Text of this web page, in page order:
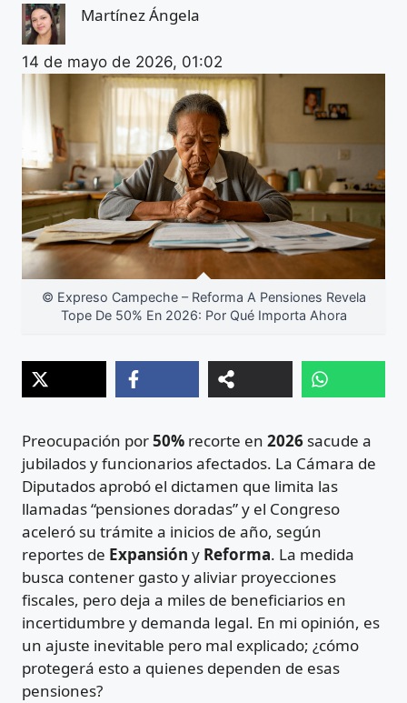
Martínez Ángela
14 de mayo de 2026, 01:02
© Expreso Campeche – Reforma A Pensiones Revela
Tope De 50% En 2026: Por Qué Importa Ahora
Preocupación por50% recorte en 2026 sacude a
jubilados y funcionarios afectados. La Cámara de
Diputados aprobó el dictamen que limita las
llamadas “pensiones doradas” y el Congreso
aceleró su trámite a inicios de año, según
reportes de Expansión y Reforma. La medida
busca contener gasto y aliviar proyecciones
fiscales, pero deja a miles de beneficiarios en
incertidumbre y demanda legal. En mi opinión, es
un ajuste inevitable pero mal explicado; ¿cómo
protegerá esto a quienes dependen de esas
pensiones?